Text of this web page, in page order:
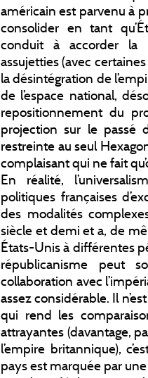
américain est parvenu à
consolider en tant
conduit à accorder la
assujetties (avec
la désintégration de
de l’espace national,
repositionnement du
projection sur le passé
restreinte au seul
complaisant qui ne fait
En réalité,
politiques françaises
des modalités
siècle et demi et a, de
États-Unis à différentes
républicanisme peut
collaboration avec
assez considérable. Il
qui rend les
attrayantes (davantage,
l’empire britannique),
pays est marquée par